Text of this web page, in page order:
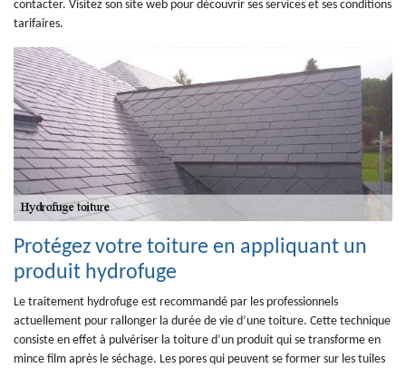
contacter. Visitez son site web pour découvrir ses services et ses conditions
tarifaires.
Protégez votre toiture en appliquant un
produit hydrofuge
Le traitement hydrofuge est recommandé par les professionnels
actuellement pour rallonger la durée de vie d’une toiture. Cette technique
consiste en effet à pulvériser la toiture d’un produit qui se transforme en
mince film après le séchage. Les pores qui peuvent se former sur les tuiles